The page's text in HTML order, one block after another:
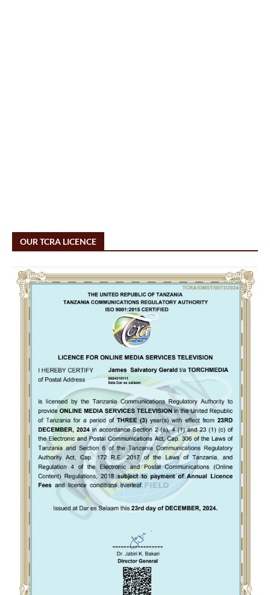
OUR TCRA LICENCE